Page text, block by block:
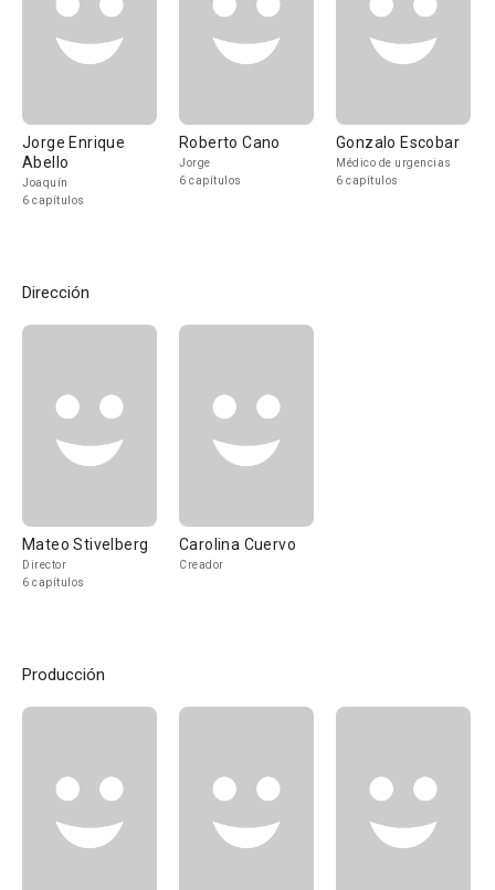
Jorge Enrique
Abello
Joaquín
6 capítulos
Roberto Cano
Jorge
6 capítulos
Gonzalo Escobar
Médico de urgencias
6 capítulos
Dirección
Mateo Stivelberg
Director
6 capítulos
Carolina Cuervo
Creador
Producción